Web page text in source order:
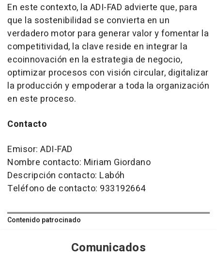
En este contexto, la ADI-FAD advierte que, para
que la sostenibilidad se convierta en un
verdadero motor para generar valor y fomentar la
competitividad, la clave reside en integrar la
ecoinnovación en la estrategia de negocio,
optimizar procesos con visión circular, digitalizar
la producción y empoderar a toda la organización
en este proceso.
Contacto
Emisor: ADI-FAD
Nombre contacto: Miriam Giordano
Descripción contacto: Labóh
Teléfono de contacto: 933192664
Contenido patrocinado
Comunicados